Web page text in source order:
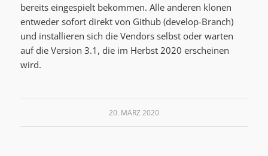
bereits eingespielt bekommen. Alle anderen klonen
entweder sofort direkt von Github (develop-Branch)
und installieren sich die Vendors selbst oder warten
auf die Version 3.1, die im Herbst 2020 erscheinen
wird.
20. MÄRZ 2020